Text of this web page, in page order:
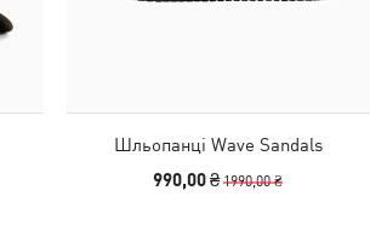
Шльопанці Wave Sandals
990,00 ₴1990,00 ₴